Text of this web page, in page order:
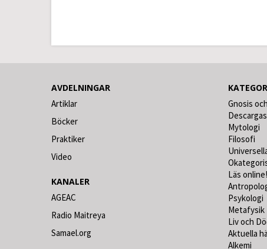
AVDELNINGAR
Artiklar
Böcker
Praktiker
Video
KANALER
AGEAC
Radio Maitreya
Samael.org
Gnosis
Descargas
Mytologi
Filosofi
Läs online!
Psykologi
Metafysik
Liv och
Aktuella
Alkemi